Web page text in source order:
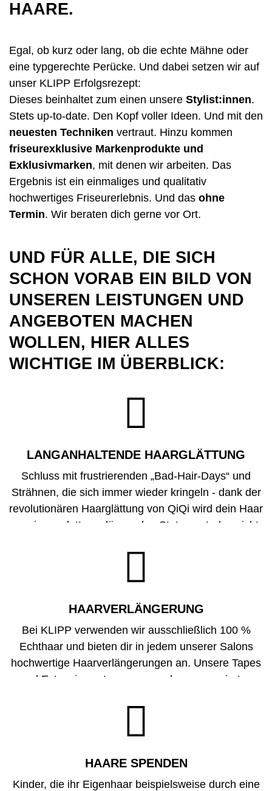
HAARE.
Egal, ob kurz oder lang, ob die echte Mähne oder
eine typgerechte Perücke. Und dabei setzen wir auf
unser KLIPP Erfolgsrezept:
Dieses beinhaltet zum einen unsere Stylist:innen.
Stets up-to-date. Den Kopf voller Ideen. Und mit den
neuesten Techniken vertraut. Hinzu kommen
friseurexklusive Markenprodukte und
Exklusivmarken, mit denen wir arbeiten. Das
Ergebnis ist ein einmaliges und qualitativ
hochwertiges Friseurerlebnis. Und das ohne
Termin. Wir beraten dich gerne vor Ort.
UND FÜR ALLE, DIE SICH
SCHON VORAB EIN BILD VON
UNSEREN LEISTUNGEN UND
ANGEBOTEN MACHEN
WOLLEN, HIER ALLES
WICHTIGE IM ÜBERBLICK:

LANGANHALTENDE HAARGLÄTTUNG
Schluss mit frustrierenden „Bad-Hair-Days“ und
Strähnen, die sich immer wieder kringeln - dank der
revolutionären Haarglättung von QiQi wird dein Haar
zu einem glatten, glänzenden Statement, das nicht
hallo locker-leichte Frisur-Routine.

HAARVER­LÄNGERUNG
Bei KLIPP verwenden wir ausschließlich 100 %
Echthaar und bieten dir in jedem unserer Salons
hochwertige Haarverlängerungen an. Unsere Tapes
und Extensions stammen von der renommierten
Langlebigkeit. Bist du bereit für die Verwandlung?

HAARE SPENDEN
Kinder, die ihr Eigenhaar beispielsweise durch eine